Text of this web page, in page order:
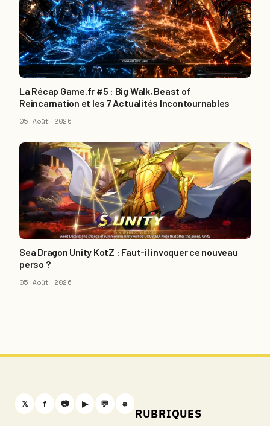
La Récap Game.fr #5 : Big Walk, Beast of
Reincarnation et les 7 Actualités Incontournables
05 Août 2026
Sea Dragon Unity KotZ : Faut-il invoquer ce nouveau
perso ?
05 Août 2026
𝕏 f 📷 ▶ 💬 ⎈
RUBRIQUES